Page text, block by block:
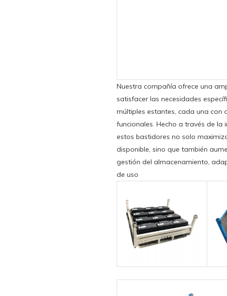
Nuestra compañía ofrece una
satisfacer las necesidades
múltiples estantes, cada una con
funcionales. Hecho a través de
estos bastidores no solo
disponible, sino que también
gestión del almacenamiento,
de uso